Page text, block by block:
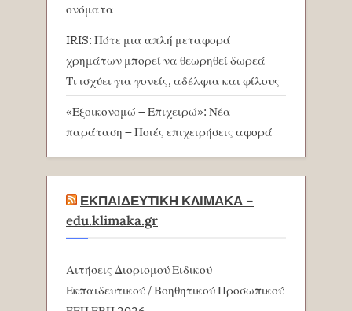
ονόματα
IRIS: Πότε μια απλή μεταφορά
χρημάτων μπορεί να θεωρηθεί δωρεά –
Τι ισχύει για γονείς, αδέλφια και φίλους
«Εξοικονομώ – Επιχειρώ»: Νέα
παράταση – Ποιές επιχειρήσεις αφορά
ΕΚΠΑΙΔΕΥΤΙΚΗ ΚΛΙΜΑΚΑ –
edu.klimaka.gr
Αιτήσεις Διορισμού Ειδικού
Εκπαιδευτικού / Βοηθητικού Προσωπικού